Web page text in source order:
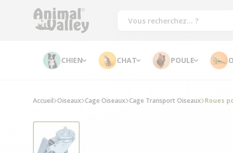
CHIEN CHAT POULE
Accueil Oiseaux Cage Oiseaux Cage Transport Oiseaux Roues